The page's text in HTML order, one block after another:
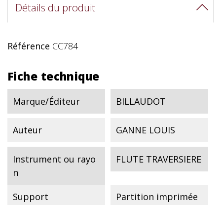
Détails du produit
Référence CC784
Fiche technique
Marque/Éditeur BILLAUDOT
Auteur GANNE LOUIS
Instrument ou rayo
n
FLUTE TRAVERSIERE
Support Partition imprimée